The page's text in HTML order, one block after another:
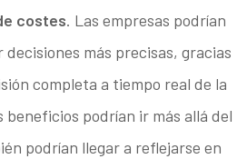
costes. Las empresas podrían
más precisas, gracias
completa a tiempo real de la
beneficios podrían ir más allá del
podrían llegar a reflejarse en